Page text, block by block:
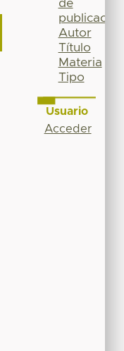
de
publicación
Autor
Título
Materia
Tipo
Usuario
Acceder